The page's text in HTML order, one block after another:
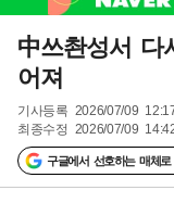
中쓰촨성서 다
어져
기사등록 2026/07/09
최종수정 2026/07/09
구글에서 선호하는 매체로